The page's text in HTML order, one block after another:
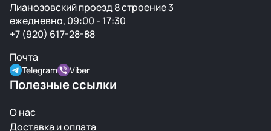
Лианозовский проезд 8 строение 3
ежедневно, 09:00 - 17:30
+7 (920) 617-28-88
Почта
Telegram Viber
Полезные ссылки
О нас
Доставка и оплата